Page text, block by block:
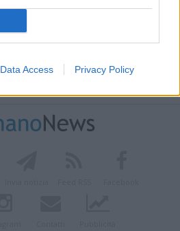
Data Access Privacy Policy